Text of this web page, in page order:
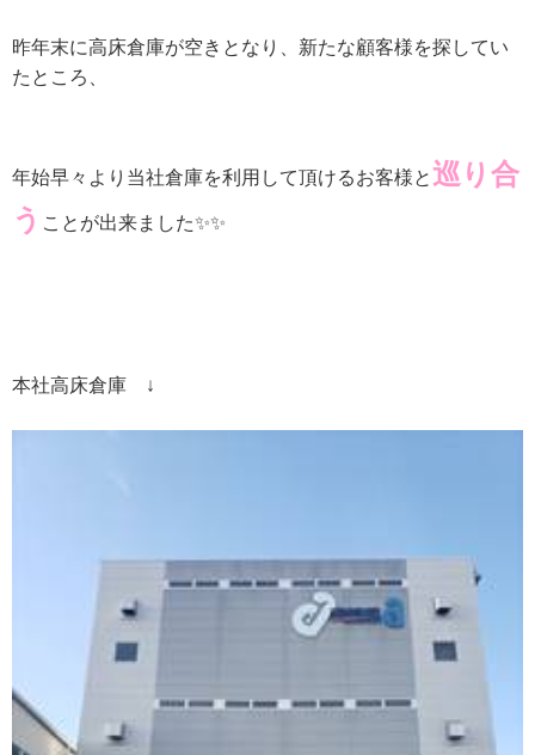
昨年末に高床倉庫が空きとなり、新たな顧客様を探してい
たところ、
年始早々より当社倉庫を利用して頂けるお客様と 巡り合
う ことが出来ました✨✨
本社高床倉庫 ↓